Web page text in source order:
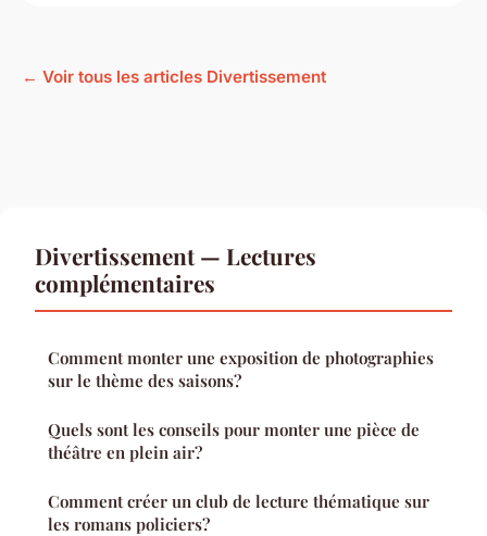
← Voir tous les articles Divertissement
Divertissement — Lectures
complémentaires
Comment monter une exposition de photographies
sur le thème des saisons?
Quels sont les conseils pour monter une pièce de
théâtre en plein air?
Comment créer un club de lecture thématique sur
les romans policiers?